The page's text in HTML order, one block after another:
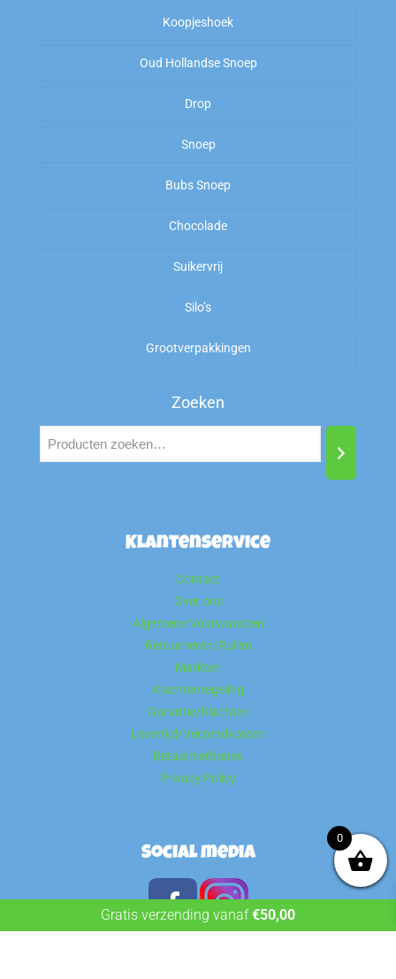
Koopjeshoek
Sale
OP=OP
Kiloknallers
To Good To Go
Oud Hollandse Snoep
Drop
Zoet
Zout
Arabische Gom
Snoep
Amerikaans Snoep
Zoet
Zuur
Zout
Bubs Snoep
Chocolade
Suikervrij
Silo’s
Grootverpakkingen
Zoeken
Klantenservice
Contact
Over ons
Algemene Voorwaarden
Retourneren/Ruilen
Markten
Klachtenregeling
Garantie/Klachten
Levertijd/Verzendkosten
Betaalmethodes
Privacy Policy
Social media
0
Gratis verzending vanaf€50,00